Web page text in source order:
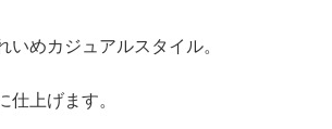
めカジュアルスタイル。
上げます。